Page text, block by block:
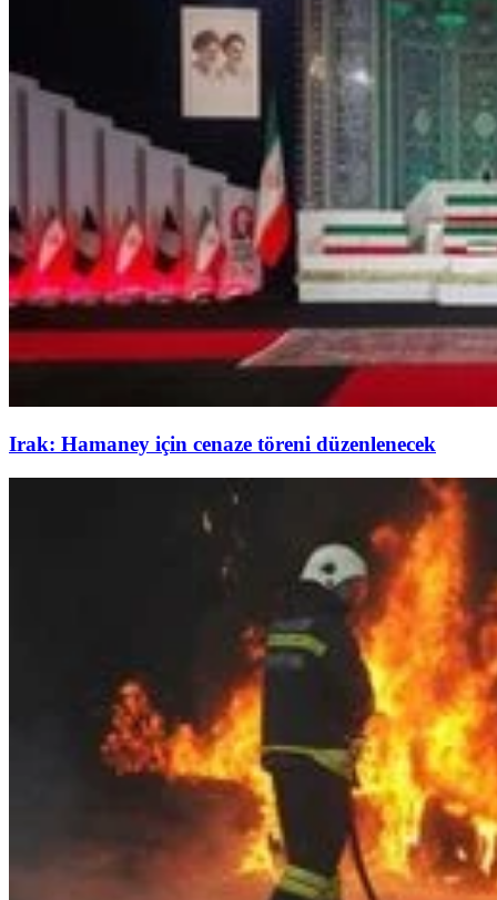
Irak: Hamaney için cenaze töreni düzenlenecek